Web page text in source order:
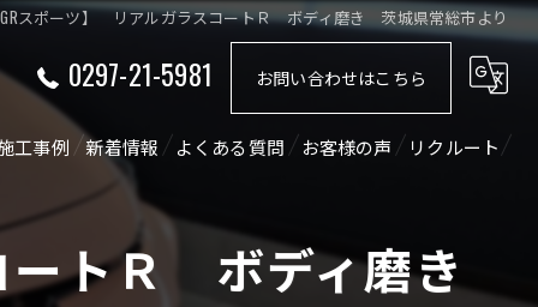
GRスポーツ】 リアルガラスコートＲ ボディ磨き 茨城県常総市より
0297-21-5981 お問い合わせはこちら
工事例
ショート動画
新着情報 よくある質問 お客様の声 リクルート
ートＲ ボディ磨き